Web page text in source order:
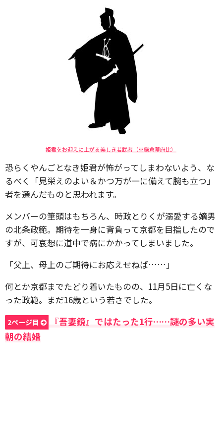
姫君をお迎えに上がる美しき若武者（※鎌倉幕府比）
恐らくやんごとなき姫君が怖がってしまわないよう、な
るべく「見栄えのよい＆かつ万が一に備えて腕も立つ」
者を選んだものと思われます。
メンバーの筆頭はもちろん、時政とりくが溺愛する嫡男
の北条政範。期待を一身に背負って京都を目指したので
すが、可哀想に道中で病にかかってしまいました。
「父上、母上のご期待にお応えせねば……」
何とか京都までたどり着いたものの、11月5日に亡くな
った政範。まだ16歳という若さでした。
2ページ目
『吾妻鏡』ではたった1行……謎の多い実
朝の結婚